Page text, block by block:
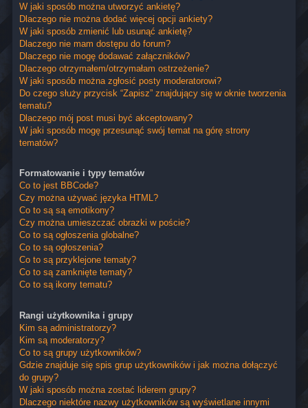
W jaki sposób można utworzyć ankietę?
Dlaczego nie można dodać więcej opcji ankiety?
W jaki sposób zmienić lub usunąć ankietę?
Dlaczego nie mam dostępu do forum?
Dlaczego nie mogę dodawać załączników?
Dlaczego otrzymałem/otrzymałam ostrzeżenie?
W jaki sposób można zgłosić posty moderatorowi?
Do czego służy przycisk “Zapisz” znajdujący się w oknie tworzenia
tematu?
Dlaczego mój post musi być akceptowany?
W jaki sposób mogę przesunąć swój temat na górę strony
tematów?
Formatowanie i typy tematów
Co to jest BBCode?
Czy można używać języka HTML?
Co to są są emotikony?
Czy można umieszczać obrazki w poście?
Co to są ogłoszenia globalne?
Co to są ogłoszenia?
Co to są przyklejone tematy?
Co to są zamknięte tematy?
Co to są ikony tematu?
Rangi użytkownika i grupy
Kim są administratorzy?
Kim są moderatorzy?
Co to są grupy użytkowników?
Gdzie znajduje się spis grup użytkowników i jak można dołączyć
do grupy?
W jaki sposób można zostać liderem grupy?
Dlaczego niektóre nazwy użytkowników są wyświetlane innymi